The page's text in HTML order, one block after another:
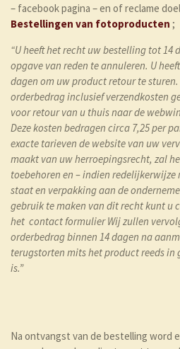
– facebook pagina – en of reclame
Bestellingen van fotoproducten ;
“U heeft het recht uw bestelling tot 14
opgave van reden te annuleren. U
dagen om uw product retour te
orderbedrag inclusief verzendkosten
voor retour van u thuis naar de
Deze kosten bedragen circa 7,25 per
exacte tarieven de website van uw
maakt van uw herroepingsrecht, zal
toebehoren en – indien
staat en verpakking aan de
gebruik te maken van dit recht kunt u
het contact formulier Wij zullen
orderbedrag binnen 14 dagen na
terugstorten mits het product reeds in
is.”
Na ontvangst van de bestelling word